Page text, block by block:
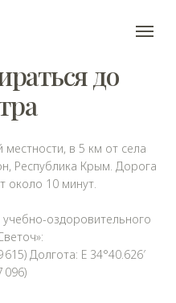
до
в 5 км от села
Республика Крым. Дорога
около 10 минут.
оздоровительного
Долгота: E 34°40.626′
096)